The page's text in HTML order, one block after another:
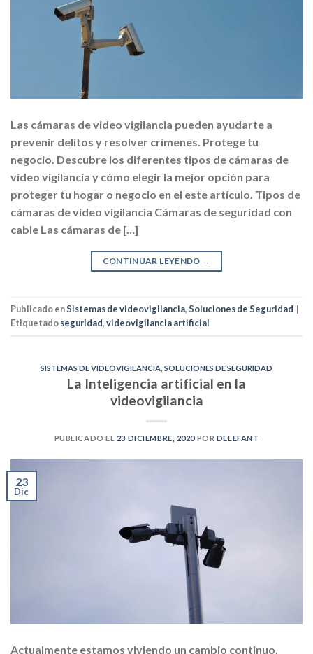
Las cámaras de video vigilancia pueden ayudarte a
prevenir delitos y resolver crímenes. Protege tu
negocio. Descubre los diferentes tipos de cámaras de
video vigilancia y cómo elegir la mejor opción para
proteger tu hogar o negocio en el este artículo. Tipos de
cámaras de video vigilancia Cámaras de seguridad con
cable Las cámaras de […]
CONTINUAR LEYENDO →
Publicado enSistemas de videovigilancia,Soluciones de Seguridad |
Etiquetadoseguridad,videovigilancia artificial
SISTEMAS DE VIDEOVIGILANCIA SOLUCIONES DE SEGURIDAD
La Inteligencia artificial en la
videovigilancia
PUBLICADO EL 23 DICIEMBRE, 2020 POR DELEFANT
23
Dic
Actualmente estamos viviendo un cambio continuo,